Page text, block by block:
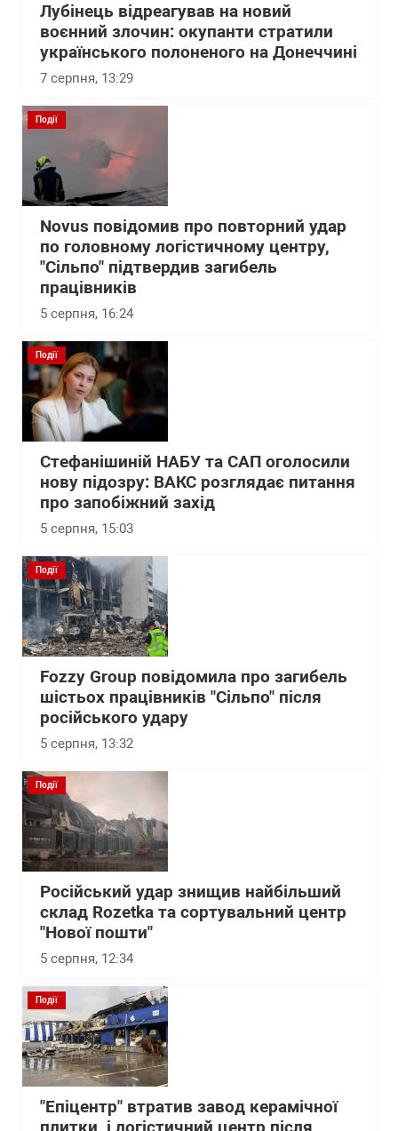
Лубінець відреагував на новий
воєнний злочин: окупанти стратили
українського полоненого на Донеччині
7 серпня, 13:29
Події
Novus повідомив про повторний удар
по головному логістичному центру,
"Сільпо" підтвердив загибель
працівників
5 серпня, 16:24
Події
Стефанішиній НАБУ та САП оголосили
нову підозру: ВАКС розглядає питання
про запобіжний захід
5 серпня, 15:03
Події
Fozzy Group повідомила про загибель
шістьох працівників "Сільпо" після
російського удару
5 серпня, 13:32
Події
Російський удар знищив найбільший
склад Rozetka та сортувальний центр
"Нової пошти"
5 серпня, 12:34
Події
"Епіцентр" втратив завод керамічної
плитки і логістичний центр після